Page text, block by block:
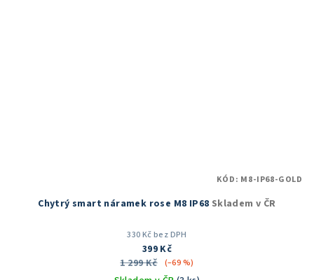
Chytrý smart náramek rose M8 IP68 Skladem v ČR
330 Kč bez DPH
399 Kč
1 299 Kč
(–69 %)
KÓD: M8-IP68-GOLD